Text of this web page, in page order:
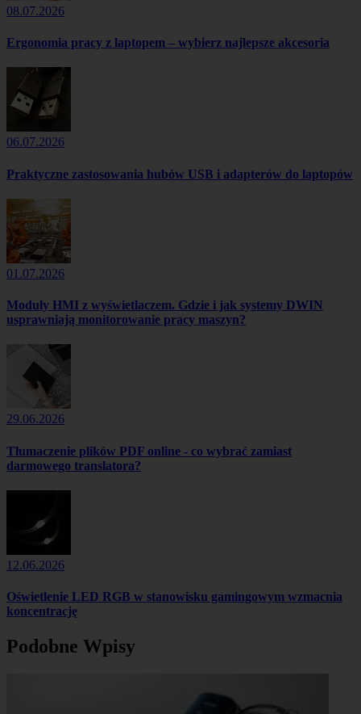
08.07.2026
Ergonomia pracy z laptopem – wybierz najlepsze akcesoria
06.07.2026
Praktyczne zastosowania hubów USB i adapterów do laptopów
01.07.2026
Moduły HMI z wyświetlaczem. Gdzie i jak systemy DWIN
usprawniają monitorowanie pracy maszyn?
29.06.2026
Tłumaczenie plików PDF online - co wybrać zamiast
darmowego translatora?
12.06.2026
Oświetlenie LED RGB w stanowisku gamingowym wzmacnia
koncentrację
Podobne Wpisy